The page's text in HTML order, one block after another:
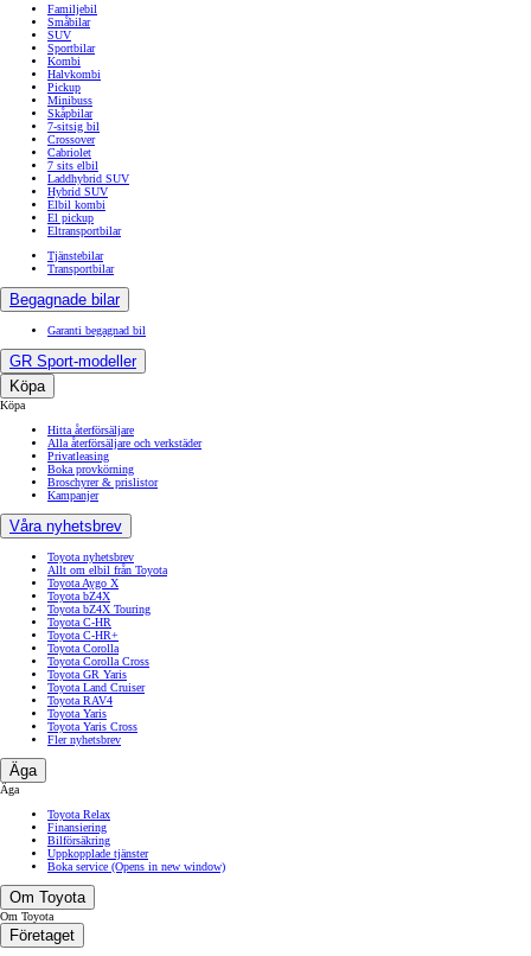
Familjebil
Småbilar
SUV
Sportbilar
Kombi
Halvkombi
Pickup
Minibuss
Skåpbilar
7-sitsig bil
Crossover
Cabriolet
7 sits elbil
Laddhybrid SUV
Hybrid SUV
Elbil kombi
El pickup
Eltransportbilar
Tjänstebilar
Transportbilar
Begagnade bilar
Garanti begagnad bil
GR Sport-modeller
Köpa
Köpa
Hitta återförsäljare
Alla återförsäljare och verkstäder
Privatleasing
Boka provkörning
Broschyrer & prislistor
Kampanjer
Våra nyhetsbrev
Toyota nyhetsbrev
Allt om elbil från Toyota
Toyota Aygo X
Toyota bZ4X
Toyota bZ4X Touring
Toyota C-HR
Toyota C-HR+
Toyota Corolla
Toyota Corolla Cross
Toyota GR Yaris
Toyota Land Cruiser
Toyota RAV4
Toyota Yaris
Toyota Yaris Cross
Fler nyhetsbrev
Äga
Äga
Toyota Relax
Finansiering
Bilförsäkring
Uppkopplade tjänster
Boka service (Opens in new window)
Om Toyota
Om Toyota
Företaget